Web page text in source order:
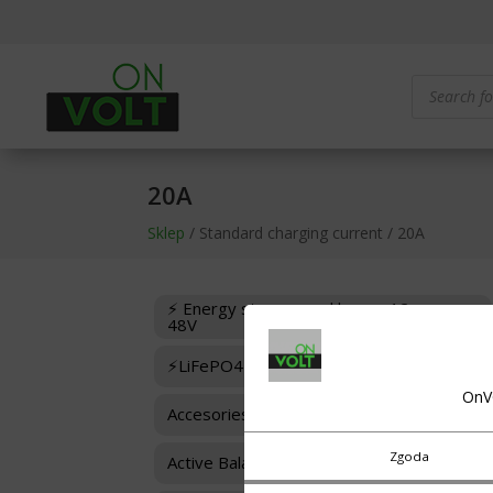
search
20A
Sklep / Standard charging current / 20A
⚡ Energy storage and boxes 12-
48V
⚡LiFePO4 Cells
Accesories for BMS
Active Balancers Zgoda